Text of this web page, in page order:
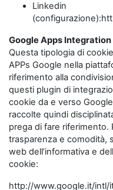
Linkedin
Google Apps Integration
Questa tipologia di
APPs Google nella
riferimento alla
questi plugin di
cookie da e verso
raccolte quindi
prega di fare riferimento.
trasparenza e comodità,
web dell’informativa e
cookie:
http://www.google.it/